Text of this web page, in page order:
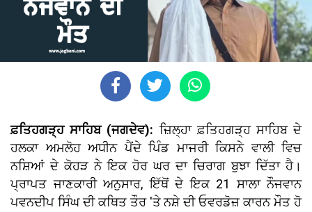
ਫ਼ਤਿਹਗੜ੍ਹ ਸਾਹਿਬ (ਜਗਦੇਵ): ਜ਼ਿਲ੍ਹਾ ਫ਼ਤਿਹਗੜ੍ਹ ਸਾਹਿਬ ਦੇ
ਹਲਕਾ ਅਮਲੋਹ ਅਧੀਨ ਪੈਂਦੇ ਪਿੰਡ ਮਾਜਰੀ ਕਿਸਨੇ ਵਾਲੀ ਵਿਚ
ਨਸ਼ਿਆਂ ਦੇ ਕੋਹੜ ਨੇ ਇਕ ਹੋਰ ਘਰ ਦਾ ਚਿਰਾਗ ਬੁਝਾ ਦਿੱਤਾ ਹੈ।
ਪ੍ਰਾਪਤ ਜਾਣਕਾਰੀ ਅਨੁਸਾਰ, ਇੱਥੋਂ ਦੇ ਇਕ 21 ਸਾਲਾ ਨੌਜਵਾਨ
ਪਵਨਦੀਪ ਸਿੰਘ ਦੀ ਕਥਿਤ ਤੌਰ 'ਤੇ ਨਸ਼ੇ ਦੀ ਓਵਰਡੋਜ਼ ਕਾਰਨ ਮੌਤ ਹੋ